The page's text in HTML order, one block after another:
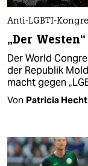
Anti-LGBTI-
„Der
Der World
der Republik
macht gegen
Von Patricia Hecht